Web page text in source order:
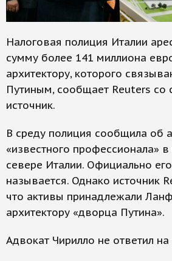
Налоговая полиция Италии
сумму более 141 миллиона
архитектору, которого
Путиным, сообщает Reuters со
источник.
В среду полиция сообщила об
«известного профессионала»
севере Италии. Официально
называется. Однако источник
что активы принадлежали
архитектору «дворца Путина».
Адвокат Чирилло не ответил